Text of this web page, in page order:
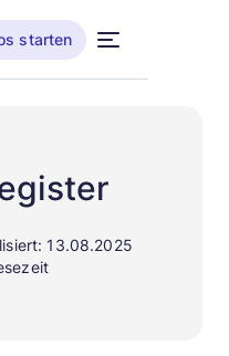
starten
13.08.2025